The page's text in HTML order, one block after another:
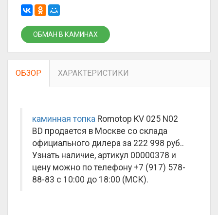
ОБМАН В КАМИНАХ
ОБЗОР ХАРАКТЕРИСТИКИ
каминная топка Romotop KV 025 N02
BD продается в Москве со склада
официального дилера за 222 998 руб..
Узнать наличие, артикул 00000378 и
цену можно по телефону +7 (917) 578-
88-83 с 10:00 до 18:00 (МСК).